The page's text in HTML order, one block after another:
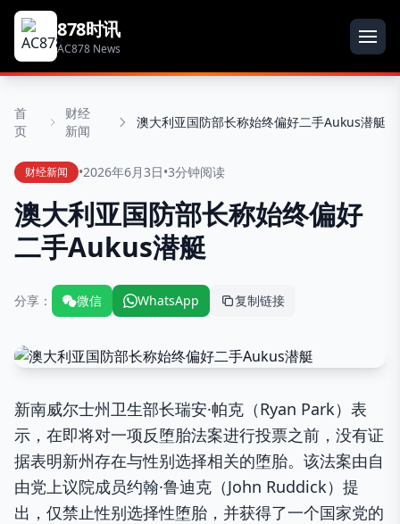
878时讯
AC878 News
首
页
财经
新闻
澳大利亚国防部长称始终偏好二手Aukus潜艇
财经新闻 •2026年6月3日•3分钟阅读
澳大利亚国防部长称始终偏好
二手Aukus潜艇
分享： 微信 WhatsApp 复制链接
新南威尔士州卫生部长瑞安·帕克（Ryan Park）表
示，在即将对一项反堕胎法案进行投票之前，没有证
据表明新州存在与性别选择相关的堕胎。该法案由自
由党上议院成员约翰·鲁迪克（John Ruddick）提
出，仅禁止性别选择性堕胎，并获得了一个国家党的